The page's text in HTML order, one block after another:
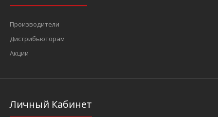
Производители
Дистрибьюторам
Акции
Личный Кабинет